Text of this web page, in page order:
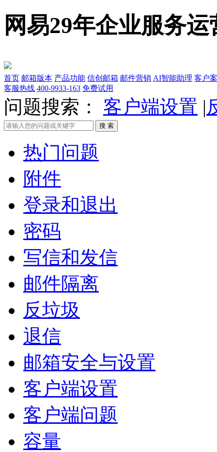
网易29年企业服务
首页 邮箱版本 产品功能 信创邮箱 邮件营销 AI智能助理 客户
客服热线 400-9933-163 免费试用
问题搜索： 客户端设置 |
热门问题
附件
登录和退出
密码
写信和发信
邮件隔离
反垃圾
退信
邮箱安全与设置
客户端设置
客户端问题
容量